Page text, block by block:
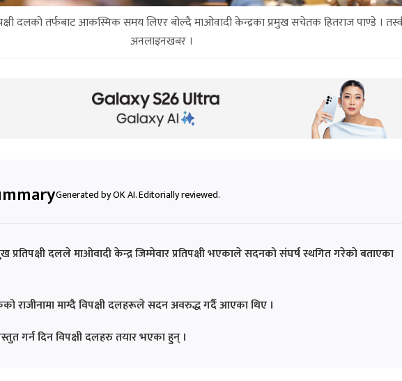
दलको तर्फबाट आकस्मिक समय लिएर बोल्दै माओवादी केन्द्रका प्रमुख सचेतक हितराज पाण्डे ।
अनलाइनखबर ।
Generated by OK AI. Editorially reviewed.
प्रतिपक्षी दलले माओवादी केन्द्र जिम्मेवार प्रतिपक्षी भएकाले सदनको संघर्ष स्थगित गरेकाे बताएका
राजीनामा माग्दै विपक्षी दलहरूले सदन अवरुद्ध गर्दै आएका थिए ।
गर्न दिन विपक्षी दलहरु तयार भएका हुन् ।